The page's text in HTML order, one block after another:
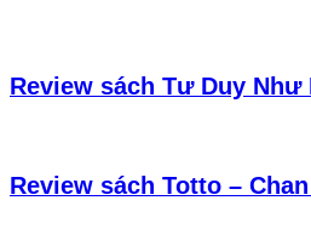
Review sách Tư Duy Như
Review sách Totto –